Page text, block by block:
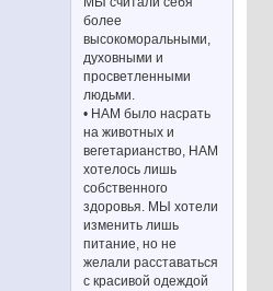
более
высокоморальными,
духовными и
просветленными
людьми.
• НАМ было насрать
на животных и
вегетарианство, НАМ
хотелось лишь
собственного
здоровья. МЫ хотели
изменить лишь
питание, но не
желали расставаться
с красивой одеждой